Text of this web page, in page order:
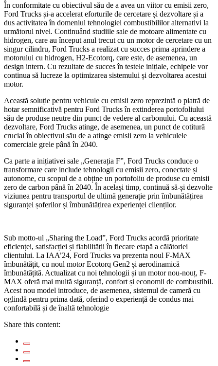
În conformitate cu obiectivul său de a avea un viitor cu emisii zero,
Ford Trucks și-a accelerat eforturile de cercetare și dezvoltare și a
dus activitatea în domeniul tehnologiei combustibililor alternativi la
următorul nivel. Continuând studiile sale de motoare alimentate cu
hidrogen, care au început anul trecut cu un motor de cercetare cu un
singur cilindru, Ford Trucks a realizat cu succes prima aprindere a
motorului cu hidrogen, H2-Ecotorq, care este, de asemenea, un
design intern. Cu rezultate de succes în testele inițiale, echipele vor
continua să lucreze la optimizarea sistemului și dezvoltarea acestui
motor.
Această soluție pentru vehicule cu emisii zero reprezintă o piatră de
hotar semnificativă pentru Ford Trucks în extinderea portofoliului
său de produse neutre din punct de vedere al carbonului. Cu această
dezvoltare, Ford Trucks atinge, de asemenea, un punct de cotitură
crucial în obiectivul său de a atinge emisii zero la vehiculele
comerciale grele până în 2040.
Ca parte a inițiativei sale „Generația F”, Ford Trucks conduce o
transformare care include tehnologii cu emisii zero, conectate și
autonome, cu scopul de a obține un portofoliu de produse cu emisii
zero de carbon până în 2040. În același timp, continuă să-și dezvolte
viziunea pentru transportul de ultimă generație prin îmbunătățirea
siguranței șoferilor și îmbunătățirea experienței clienților.
Sub motto-ul „Sharing the Load”, Ford Trucks acordă prioritate
eficienței, satisfacției și fiabilității în fiecare etapă a călătoriei
clientului. La IAA’24, Ford Trucks va prezenta noul F-MAX
îmbunătățit, cu noul motor Ecotorq Gen2 și aerodinamică
îmbunătățită. Actualizat cu noi tehnologii și un motor nou-nouț, F-
MAX oferă mai multă siguranță, confort și economii de combustibil.
Acest nou model introduce, de asemenea, sistemul de cameră cu
oglindă pentru prima dată, oferind o experiență de condus mai
confortabilă și de înaltă tehnologie
Share this content: